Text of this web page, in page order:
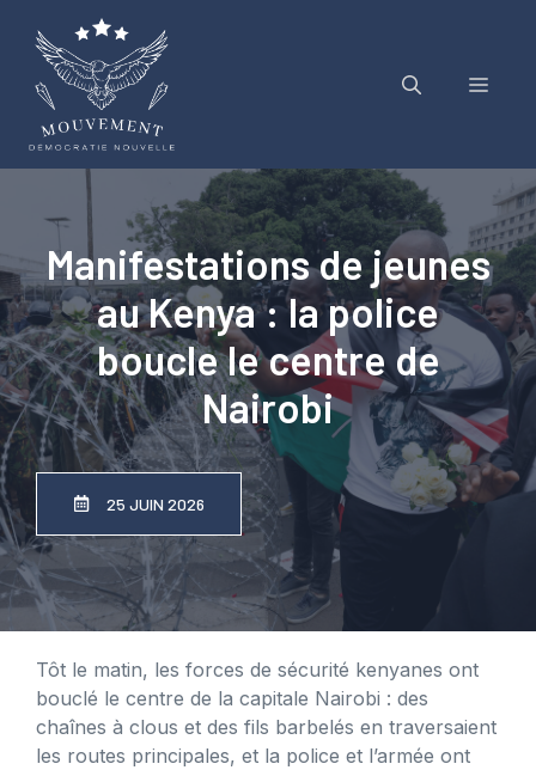
contenu
Menu
Manifestations de jeunes
au Kenya : la police
boucle le centre de
Nairobi
25 JUIN 2026
Tôt le matin, les forces de sécurité kenyanes ont
bouclé le centre de la capitale Nairobi : des
chaînes à clous et des fils barbelés en traversaient
les routes principales, et la police et l’armée ont